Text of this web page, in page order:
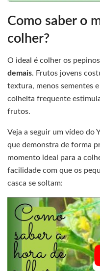
Como saber o
colher?
O ideal é colher os
demais. Frutos jovens
textura, menos sementes
colheita frequente
frutos.
Veja a seguir um vídeo do
que demonstra de forma
momento ideal para a
facilidade com que os
casca se soltam: